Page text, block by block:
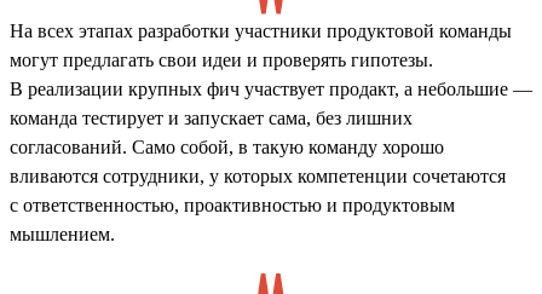
На всех этапах разработки участники продуктовой команды
могут предлагать свои идеи и проверять гипотезы.
В реализации крупных фич участвует продакт, а небольшие —
команда тестирует и запускает сама, без лишних
согласований. Само собой, в такую команду хорошо
вливаются сотрудники, у которых компетенции сочетаются
с ответственностью, проактивностью и продуктовым
мышлением.